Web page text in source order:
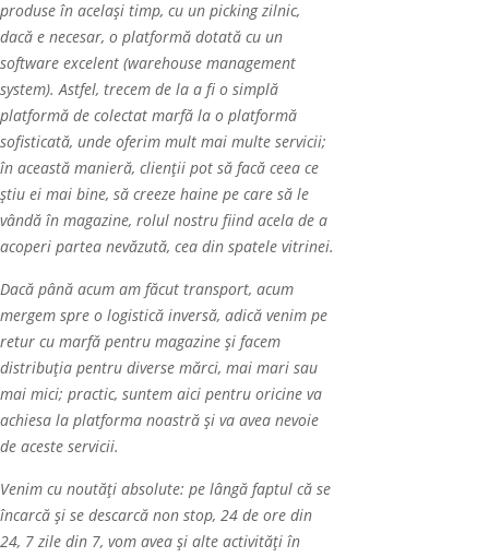
produse în același timp, cu un picking zilnic,
dacă e necesar, o platformă dotată cu un
software excelent (warehouse management
system). Astfel, trecem de la a fi o simplă
platformă de colectat marfă la o platformă
sofisticată, unde oferim mult mai multe servicii;
în această manieră, clienții pot să facă ceea ce
știu ei mai bine, să creeze haine pe care să le
vândă în magazine, rolul nostru fiind acela de a
acoperi partea nevăzută, cea din spatele vitrinei.
Dacă până acum am făcut transport, acum
mergem spre o logistică inversă, adică venim pe
retur cu marfă pentru magazine și facem
distribuția pentru diverse mărci, mai mari sau
mai mici; practic, suntem aici pentru oricine va
achiesa la platforma noastră și va avea nevoie
de aceste servicii.
Venim cu noutăți absolute: pe lângă faptul că se
încarcă și se descarcă non stop, 24 de ore din
24, 7 zile din 7, vom avea și alte activități în